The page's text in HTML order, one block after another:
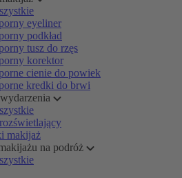
eyeliner
podkład
tusz do rzęs
korektor
cienie do powiek
kredki do brwi
makijaż
na podróż